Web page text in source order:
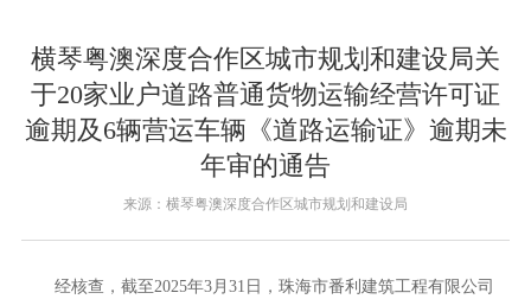
横琴粤澳深度合作区城市规划和建设局关
于20家业户道路普通货物运输经营许可证
逾期及6辆营运车辆《道路运输证》逾期未
年审的通告
来源：横琴粤澳深度合作区城市规划和建设局
经核查，截至2025年3月31日，珠海市番利建筑工程有限公司